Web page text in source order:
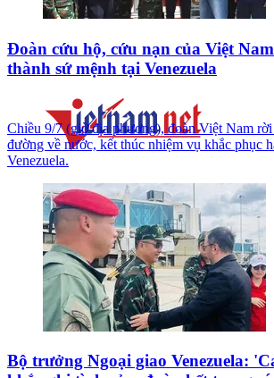
Đoàn cứu hộ, cứu nạn của Việt
thành sứ mệnh tại Venezuela
Chiều 9/7 (giờ địa phương), đoàn Việt Nam
đường về nước, kết thúc nhiệm vụ khắc phục
Venezuela.
Bộ trưởng Ngoại giao Venezuela: